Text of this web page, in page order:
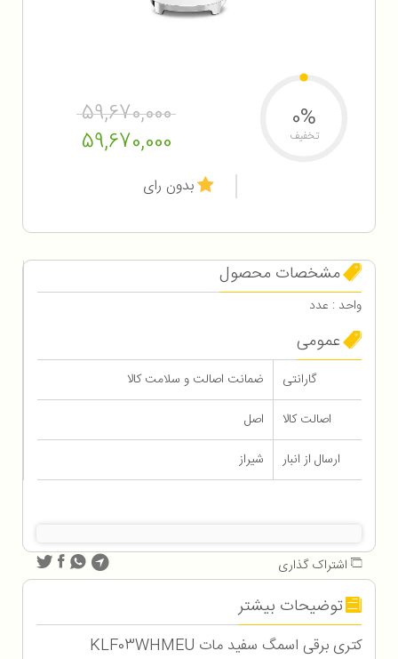
59,670,000
59,670,000
0%
تخفیف
بدون رای
مشخصات محصول
واحد : عدد
عمومی
گارانتی
ضمانت اصالت و سلامت کالا
اصالت کالا
اصل
ارسال از انبار
شیراز
اشتراک گذاری
توضیحات بیشتر
کتری برقی اسمگ سفید مات KLF03WHMEU